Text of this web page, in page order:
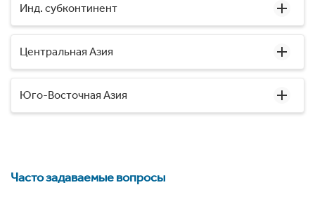
Инд. субконтинент
Центральная Азия
Юго-Восточная Азия
Часто задаваемые вопросы